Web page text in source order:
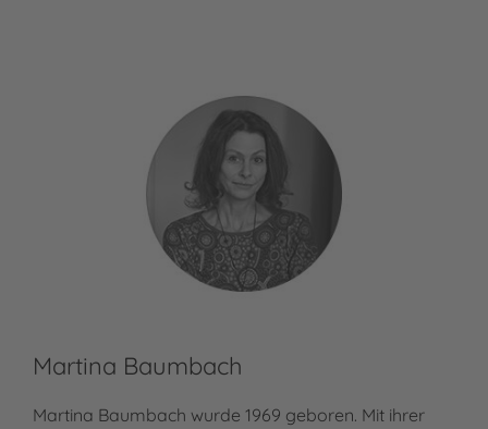
Martina Baumbach
Martina Baumbach wurde 1969 geboren. Mit ihrer